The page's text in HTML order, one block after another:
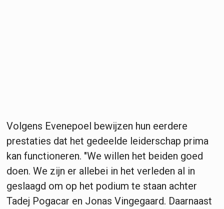
Volgens Evenepoel bewijzen hun eerdere
prestaties dat het gedeelde leiderschap prima
kan functioneren. "We willen het beiden goed
doen. We zijn er allebei in het verleden al in
geslaagd om op het podium te staan achter
Tadej Pogacar en Jonas Vingegaard. Daarnaast